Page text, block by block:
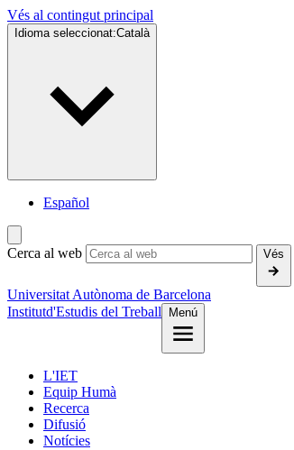
Vés al contingut principal
Idioma seleccionat:Català
Español
Cerca al web Vés
Universitat Autònoma de Barcelona
Institutd'Estudis del Treball Menú
L'IET
Equip Humà
Recerca
Difusió
Notícies